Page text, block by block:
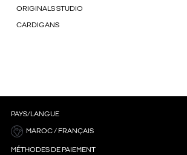
ORIGINALS STUDIO
CARDIGANS
PAYS/LANGUE
MAROC / FRANÇAIS
MÉTHODES DE PAIEMENT